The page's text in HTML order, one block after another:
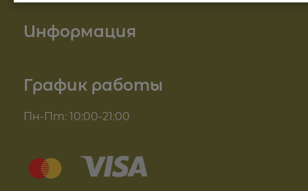
Acetate , Natural Cosmetic Fragrance Aqua‘Zen,
Tetrasodium EDTA.
График работы
Пн-Пт: 10:00-21:00
Для волос
Комплекси для обличчя
Информация
Отзывы